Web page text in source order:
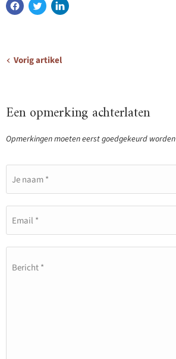
Vorig artikel
Een opmerking achterlaten
Opmerkingen moeten eerst goedgekeurd
Je naam *
Email *
Bericht *